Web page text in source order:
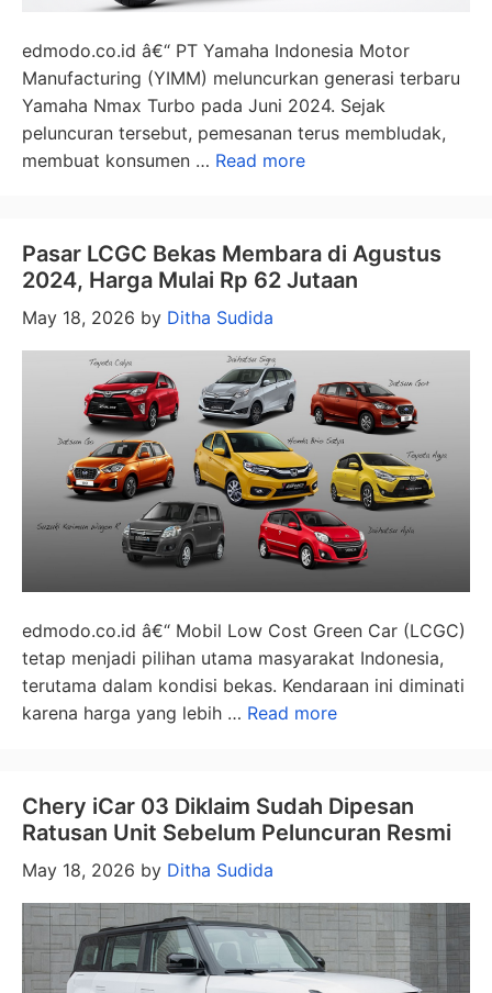
edmodo.co.id â€“ PT Yamaha Indonesia Motor
Manufacturing (YIMM) meluncurkan generasi terbaru
Yamaha Nmax Turbo pada Juni 2024. Sejak
peluncuran tersebut, pemesanan terus membludak,
membuat konsumen … Read more
Pasar LCGC Bekas Membara di Agustus
2024, Harga Mulai Rp 62 Jutaan
May 18, 2026 by Ditha Sudida
edmodo.co.id â€“ Mobil Low Cost Green Car (LCGC)
tetap menjadi pilihan utama masyarakat Indonesia,
terutama dalam kondisi bekas. Kendaraan ini diminati
karena harga yang lebih … Read more
Chery iCar 03 Diklaim Sudah Dipesan
Ratusan Unit Sebelum Peluncuran Resmi
May 18, 2026 by Ditha Sudida